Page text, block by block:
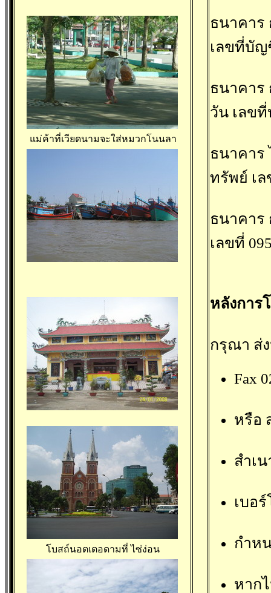
แม่ค้าที่เวียดนามจะใส่หมวกโนนลา
โบสถ์นอตเตอดามที่ ไซ่ง่อน
ธนาคาร
เลขที่บัญ
ธนาคาร
วัน เลขที่
ธนาคาร
ทรัพย์ เล
ธนาคาร
เลขที่
หลังการ
กรุณา ส่
Fax
หรือ
สำเ
เบอ
กำห
หาก